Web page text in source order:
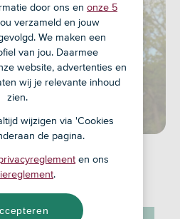
mee helpen?
door ons en onze 5
verzameld en jouw
We maken een
van jou. Daarmee
website, advertenties en
wij je relevante inhoud
zien.
wijzigen via 'Cookies
de pagina.
en ons
.